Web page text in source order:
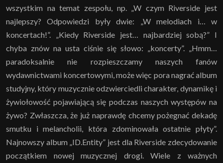
wszystkim na temat zespołu, np. „W czym Riverside jest
najlepszy? Odpowiedzi były dwie: „W melodiach i… w
koncertach!”. „Kiedy Riverside jest… najbardziej sobą?” I
chyba znów na usta ciśnie się słowo: „koncerty”. „Hmm…
paradoksalnie nie rozpieszczamy naszych fanów
wydawnictwami koncertowymi, może więc pora nagrać album
studyjny, który muzycznie odzwierciedli charakter, dynamikę i
żywiołowość pojawiającą się podczas naszych występów na
żywo? Zwłaszcza, że już naprawdę chcemy pożegnać dekadę
smutku i melancholii, która zdominowała ostatnie płyty”.
Najnowszy album „ID.Entity” jest dla Riverside zdecydowanie
początkiem nowej muzycznej drogi. Wiele z ważnych